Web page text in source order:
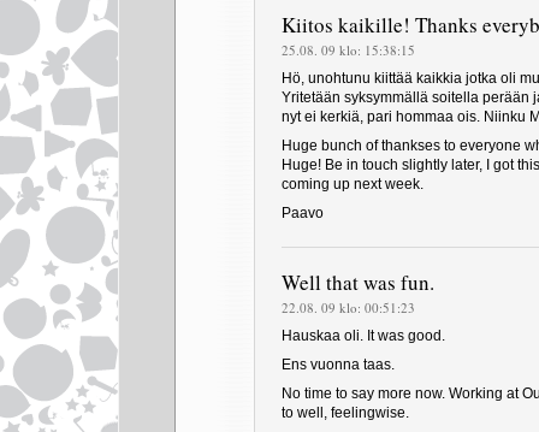
Kiitos kaikille! Thanks
25.08. 09 klo: 15:38:15
Hö, unohtunu kiittää kaikkia jotka oli
Yritetään syksymmällä soitella perään
nyt ei kerkiä, pari hommaa ois. Niinku
Huge bunch of thankses to everyone
Huge! Be in touch slightly later, I got
coming up next week.
Paavo
Well that was fun.
22.08. 09 klo: 00:51:23
Hauskaa oli. It was good.
Ens vuonna taas.
No time to say more now. Working at
to well, feelingwise.